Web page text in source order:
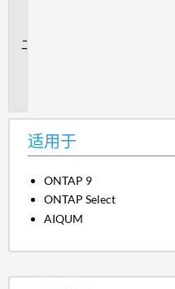
适用于
ONTAP 9
ONTAP Select
AIQUM